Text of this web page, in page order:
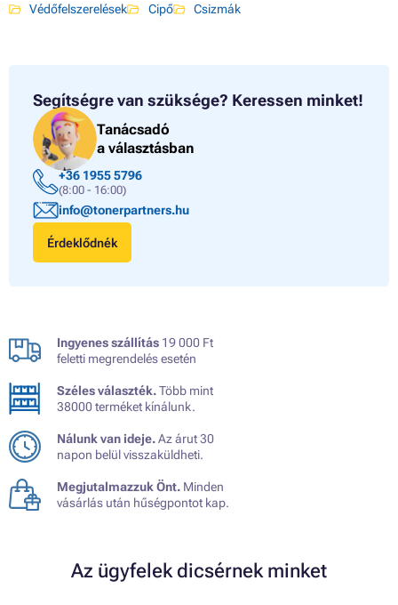
Védőfelszerelések Cipő Csizmák
Segítségre van szüksége? Keressen minket!
Tanácsadó
a választásban
+36 1955 5796
(8:00 - 16:00)
info@tonerpartners.hu
Érdeklődnék
Ingyenes szállítás 19 000 Ft
feletti megrendelés esetén
Széles választék.Több mint
38000 terméket kínálunk.
Nálunk van ideje.Az árut 30
napon belül visszaküldheti.
Megjutalmazzuk Önt. Minden
vásárlás után hűségpontot kap.
Az ügyfelek dicsérnek minket